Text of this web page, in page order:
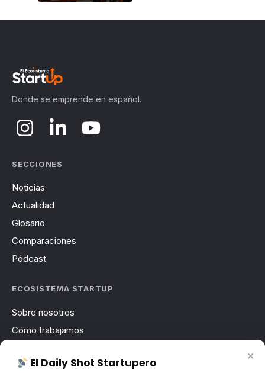
Donde se emprende en español.
SECCIONES
Noticias
Actualidad
Glosario
Comparaciones
Pódcast
ECOSISTEMA STARTUP
Sobre nosotros
Cómo trabajamos
Contacto
×
El Daily Shot Startupero